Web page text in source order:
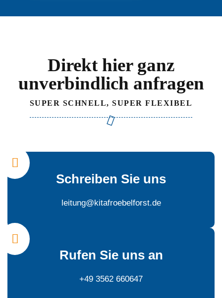
Direkt hier ganz
unverbindlich anfragen
SUPER SCHNELL, SUPER FLEXIBEL
Schreiben Sie uns
leitung@kitafroebelforst.de
Rufen Sie uns an
+49 3562 660647